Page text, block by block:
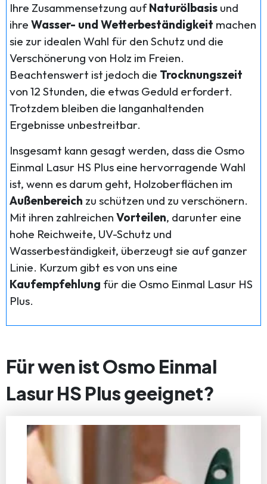
Ihre Zusammensetzung aufNaturölbasis und
ihre Wasser- und Wetterbeständigkeit machen
sie zur idealen Wahl für den Schutz und die
Verschönerung von Holz im Freien.
Beachtenswert ist jedoch die Trocknungszeit
von 12 Stunden, die etwas Geduld erfordert.
Trotzdem bleiben die langanhaltenden
Ergebnisse unbestreitbar.
Insgesamt kann gesagt werden, dass die Osmo
Einmal Lasur HS Plus eine hervorragende Wahl
ist, wenn es darum geht, Holzoberflächen im
Außenbereich zu schützen und zu verschönern.
Mit ihren zahlreichen Vorteilen, darunter eine
hohe Reichweite, UV-Schutz und
Wasserbeständigkeit, überzeugt sie auf ganzer
Linie. Kurzum gibt es von uns eine
Kaufempfehlung für die Osmo Einmal Lasur HS
Plus.
Für wen ist Osmo Einmal
Lasur HS Plus geeignet?